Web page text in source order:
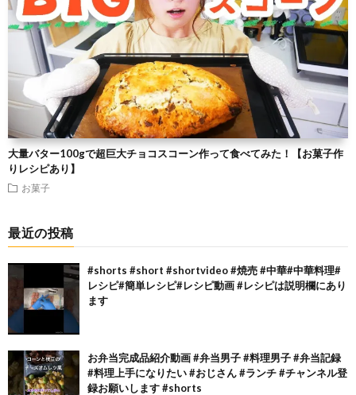
大量バター100gで超巨大チョコスコーン作って食べてみた！【お菓子作
りレシピあり】
お菓子
最近の投稿
#shorts #short #shortvideo #焼売 #中華#中華料理#
レシピ#簡単レシピ#レシピ動画 #レシピは説明欄にあり
ます
お弁当完成品紹介動画 #弁当男子 #料理男子 #弁当記録
#料理上手になりたい #おじさん #ランチ #チャンネル登
録お願いします #shorts